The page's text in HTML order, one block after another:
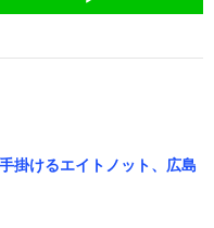
掛けるエイトノット、広島